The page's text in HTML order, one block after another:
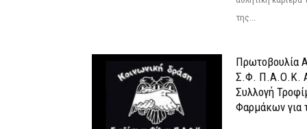
της...
Πρωτοβουλία
Σ.Φ. Π.Α.Ο.Κ.
Συλλογή
Φαρμάκων για